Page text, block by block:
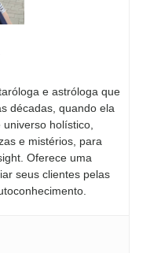
e astróloga que
décadas, quando ela
holístico,
e mistérios, para
Oferece uma
seus clientes pelas